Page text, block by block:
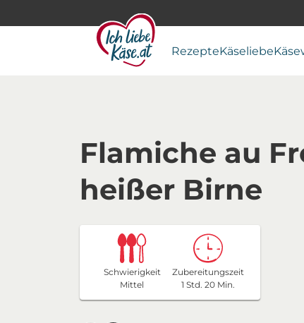
RezepteKäseliebe
Flamiche au
heißer Birne
Schwierigkeit
Mittel
Zubereitungszeit
1 Std. 20 Min.